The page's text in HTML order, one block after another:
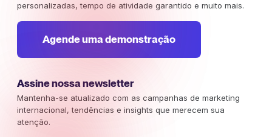
personalizadas, tempo de atividade garantido e muito mais.
Agende uma demonstração
Assine nossa newsletter
Mantenha-se atualizado com as campanhas de marketing
internacional, tendências e insights que merecem sua
atenção.